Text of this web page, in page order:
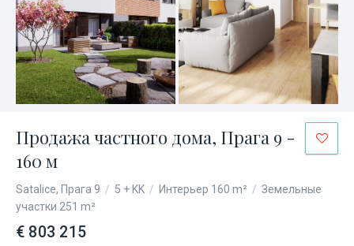
Продажа частного дома, Прага 9 -
160 м
Satalice, Прага 9 / 5 + KK / Интерьер 160 m² / Земельные
участки 251 m²
€ 803 215